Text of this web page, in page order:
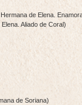
de Elena.
Aliado de Coral)
de Soriana)